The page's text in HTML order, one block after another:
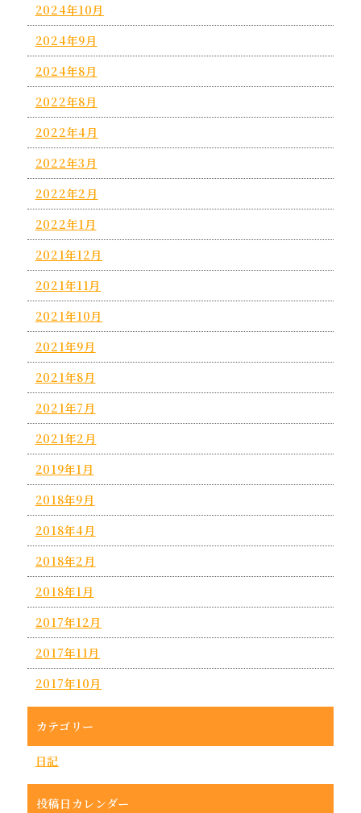
2024年10月
2024年9月
2024年8月
2022年8月
2022年4月
2022年3月
2022年2月
2022年1月
2021年12月
2021年11月
2021年10月
2021年9月
2021年8月
2021年7月
2021年2月
2019年1月
2018年9月
2018年4月
2018年2月
2018年1月
2017年12月
2017年11月
2017年10月
カテゴリー
日記
投稿日カレンダー